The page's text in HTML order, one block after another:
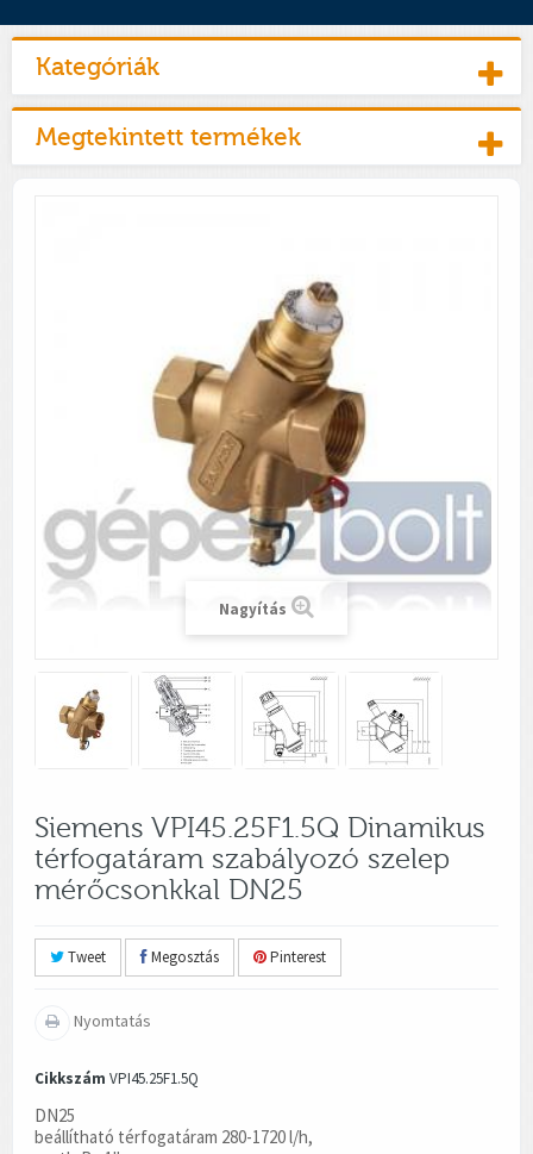
Kategóriák
Megtekintett termékek
Nagyítás
Siemens VPI45.25F1.5Q Dinamikus
térfogatáram szabályozó szelep
mérőcsonkkal DN25
Tweet Megosztás Pinterest
Nyomtatás
Cikkszám VPI45.25F1.5Q
DN25
beállítható térfogatáram 280-1720 l/h,